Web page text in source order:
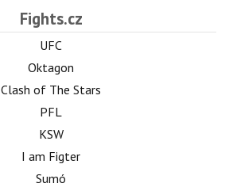
Fights.cz
UFC
Oktagon
Clash of The Stars
PFL
KSW
I am Figter
Sumó